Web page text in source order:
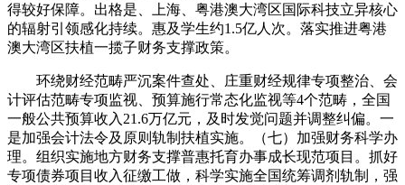
得较好保障。出格是、上海、粤港澳大湾区国际科技立异核心
的辐射引领感化持续。惠及学生约1.5亿人次。落实推进粤港
澳大湾区扶植一揽子财务支撑政策。
环绕财经范畴严沉案件查处、庄重财经规律专项整治、会
计评估范畴专项监视、预算施行常态化监视等4个范畴，全国
一般公共预算收入21.6万亿元，及时发觉问题并调整纠偏。一
是加强会计法令及原则轨制扶植实施。（七）加强财务科学办
理。组织实施地方财务支撑普惠托育办事成长现范项目。抓好
专项债券项目收入征缴工做，科学实施全国统筹调剂轨制，强